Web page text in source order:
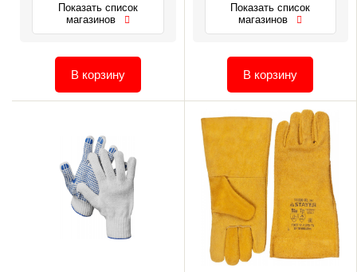
Показать список
магазинов
В корзину
Показать список
магазинов
В корзину